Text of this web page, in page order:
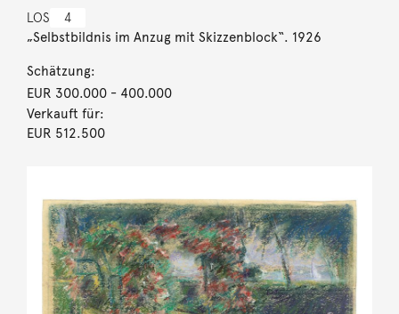
LOS 4
„Selbstbildnis im Anzug mit Skizzenblock“. 1926
Schätzung:
EUR 300.000- 400.000
Verkauft für:
EUR 512.500